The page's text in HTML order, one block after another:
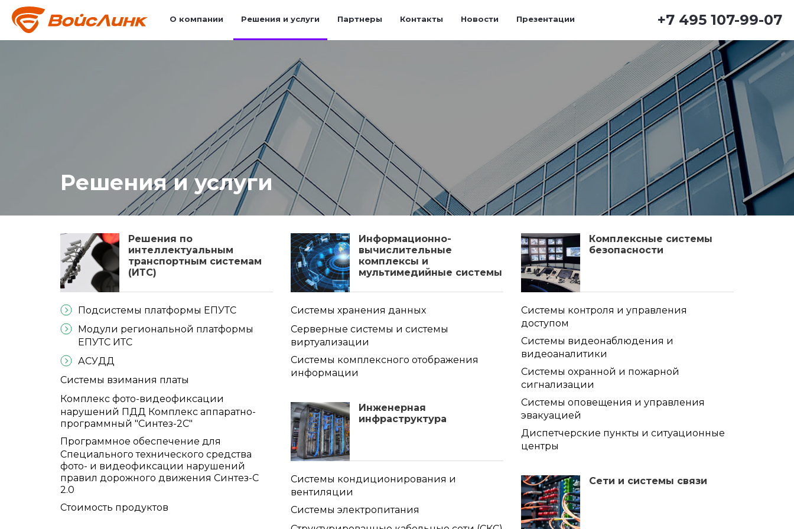
О компании Решения и услуги Партнеры Контакты Новости Презентации +7 495 107-99-07
Решения и услуги
Решения по
интеллектуальным
транспортным системам
(ИТС)
Подсистемы платформы ЕПУТС
Модули региональной платформы
ЕПУТС ИТС
АСУДД
Системы взимания платы
Комплекс фото-видеофиксации
нарушений ПДД Комплекс аппаратно-
программный "Синтез-2С"
Программное обеспечение для
Специального технического средства
фото- и видеофиксации нарушений
правил дорожного движения Синтез-С
2.0
Стоимость продуктов
Информационно-
вычислительные
комплексы и
мультимедийные системы
Системы хранения данных
Серверные системы и системы
виртуализации
Системы комплексного отображения
информации
Комплексные системы
безопасности
Системы контроля и управления
доступом
Системы видеонаблюдения и
видеоаналитики
Системы охранной и пожарной
сигнализации
Системы оповещения и управления
эвакуацией
Диспетчерские пункты и ситуационные
центры
Инженерная
инфраструктура
Системы кондиционирования и
вентиляции
Системы электропитания
Сети и системы связи